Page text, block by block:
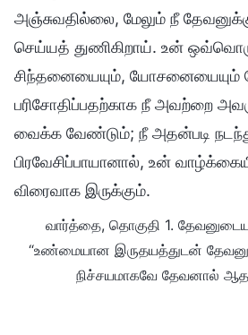
அஞ்சுவதில்லை, மேலும் நீ
செய்யத் துணிகிறாய். உன்
சிந்தனையையும்,
பரிசோதிப்பதற்காக நீ அவற்றை
வைக்க வேண்டும்; நீ அதன்படி
பிரவேசிப்பாயானால், உன்
விரைவாக இருக்கும்.
வார்த்தை, தொகுதி 1. தேவனுடைய
“உண்மையான இருதயத்துடன்
நிச்சயமாகவே தேவனால்